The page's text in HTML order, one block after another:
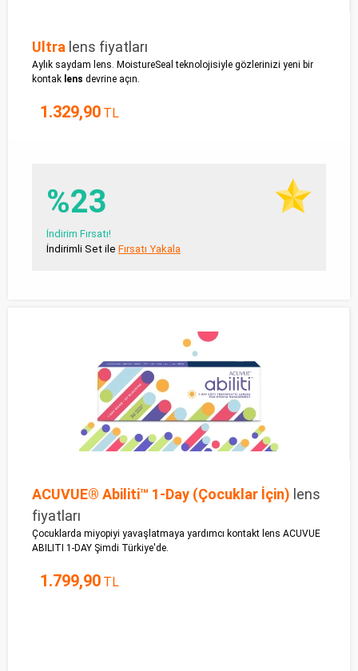
Ultra lens fiyatları
Aylık saydam lens. MoistureSeal teknolojisiyle gözlerinizi yeni bir
kontak lens devrine açın.
1.329,90 TL
%23
İndirim Fırsatı!
İndirimli Set ile Fırsatı Yakala
ACUVUE® Abiliti™ 1-Day (Çocuklar İçin) lens
fiyatları
Çocuklarda miyopiyi yavaşlatmaya yardımcı kontakt lens ACUVUE
ABILITI 1-DAY Şimdi Türkiye'de.
1.799,90 TL